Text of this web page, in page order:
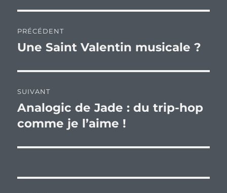
de
PRÉCÉDENT
Publication
Une Saint Valentin musicale ?
SUIVANT
Publication
suivante :
Analogic de Jade : du trip-hop
comme je l’aime !